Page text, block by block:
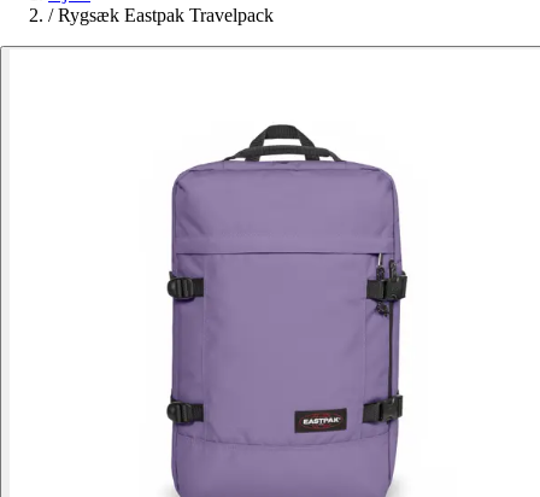
/ Rygsæk Eastpak Travelpack